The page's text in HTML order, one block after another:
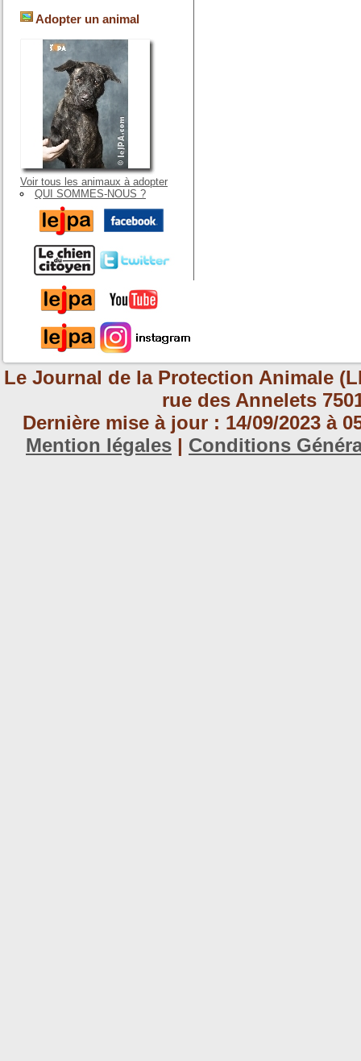
Adopter un animal
Voir tous les animaux à adopter
QUI SOMMES-NOUS ?
Le Journal de la Protection Animale
rue des Annelets
Dernière mise à jour : 14/09/2023 à
Mention légales | Conditions